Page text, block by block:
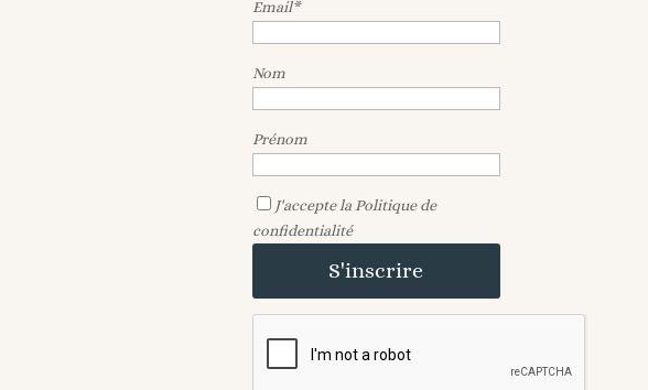
Email*
Nom
Prénom
J'accepte la Politique de
confidentialité